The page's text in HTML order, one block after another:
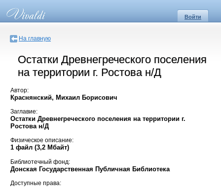
Войти
На главную
Остатки Древнегреческого поселения
на территории г. Ростова н/Д
Автор:
Краснянский, Михаил Борисович
Заглавие:
Остатки Древнегреческого поселения на территории г.
Ростова н/Д
Физическое описание:
1 файл (3,2 Мбайт)
Библиотечный фонд:
Донская Государственная Публичная Библиотека
Доступные права: